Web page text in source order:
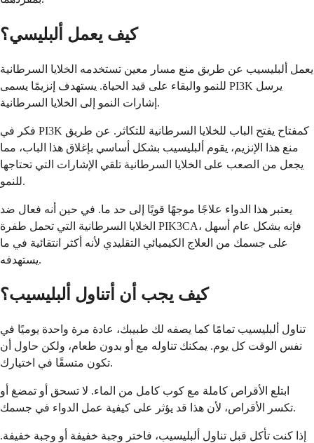
كيف يعمل ألبليسي؟
يعمل ألبليسيب عن طريق منع مسار معين تستخدمه الخلايا السرطانية
للنمو والبقاء على قيد الحياة. يستهدف إنزيمًا يسمى PI3K يرسل
إشارات النمو إلى الخلايا السرطانية.
فكر في PI3K كمفتاح يفتح الباب للخلايا السرطانية للتكاثر. عن طريق
منع هذا الإنزيم، يقوم ألبليسيب بشكل أساسي بإغلاق هذا الباب، مما
يجعل من الصعب على الخلايا السرطانية تلقي الإشارات التي تحتاجها
للنمو.
يعتبر هذا الدواء علاجًا موجهًا قويًا إلى حد ما. في حين أنه فعال ضد
الخلايا السرطانية التي تحمل طفرة PIK3CA، فإنه بشكل عام أسهل
على جسمك من العلاج الكيميائي التقليدي لأنه أكثر انتقائية في ما
يستهدفه.
كيف يجب أن أتناول ألبليسيب؟
تناول ألبليسيب تمامًا كما يصفه لك طبيبك، عادة مرة واحدة يوميًا في
نفس الوقت كل يوم. يمكنك تناوله مع أو بدون طعام، ولكن حاول أن
تكون متسقًا في اختيارك.
ابتلع الأقراص كاملة مع كوب كامل من الماء. لا تسحق أو تمضغ أو
تكسر الأقراص، لأن هذا قد يؤثر على كيفية عمل الدواء في جسمك.
إذا كنت تأكل قبل تناول ألبليسيب، فاختر وجبة خفيفة أو وجبة خفيفة.